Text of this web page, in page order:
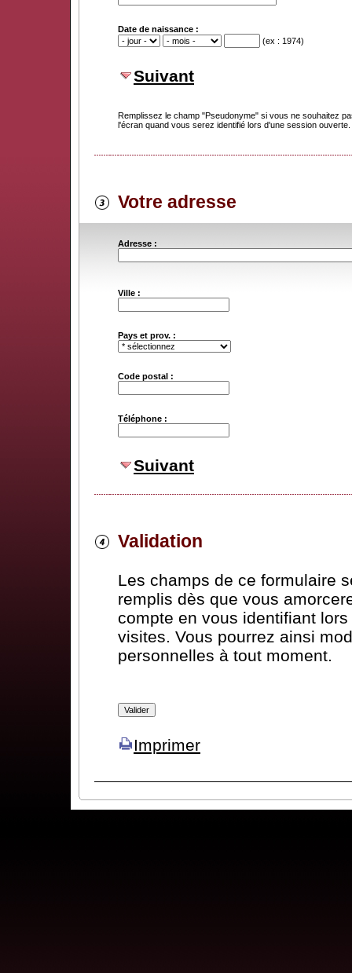
Date de naissance :
(ex : 1974)
Suivant
Remplissez le champ "Pseudonyme" si vous ne souhaitez
l'écran quand vous serez identifié lors d'une session ouverte.
Votre adresse
Adresse :
Ville :
Pays et prov. :
Code postal :
Téléphone :
Suivant
Validation
Les champs de ce formulaire
remplis dès que vous
compte en vous identifiant
visites. Vous pourrez ainsi
personnelles à tout moment.
Imprimer